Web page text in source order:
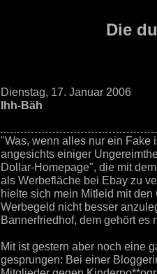
Die
Dienstag, 17. Januar 2006
Ihh-Bäh
"Was, wenn alles nur ein Fake
angesichts einiger
Dollar-Homepage", die mit
als Werbefläche bei Ebay zu
hielte sich mein Mitleid mit
Werbegeld nicht besser
Bannerfriedhof, dem gehört es
Mit ist gestern aber noch eine
gesprungen: Bei einer